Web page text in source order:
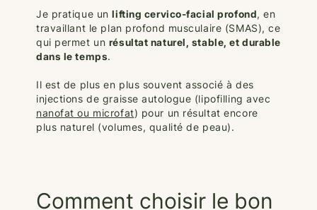
Je pratique unlifting cervico-facial profond, en
travaillant le plan profond musculaire (SMAS), ce
qui permet un résultat naturel, stable, et durable
dans le temps.
Il est de plus en plus souvent associé à des
injections de graisse autologue (lipofilling avec
nanofat ou microfat) pour un résultat encore
plus naturel (volumes, qualité de peau).
Comment choisir le bon